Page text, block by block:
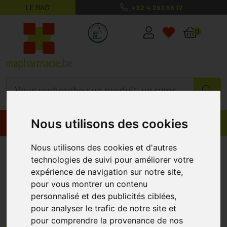
Nous utilisons des cookies
Nous utilisons des cookies et d'autres
technologies de suivi pour améliorer votre
expérience de navigation sur notre site,
pour vous montrer un contenu
personnalisé et des publicités ciblées,
pour analyser le trafic de notre site et
pour comprendre la provenance de nos
LE MAG’ +32 4 263 56 12
MaPharmacie.be ma santé, mes
0
Promos Produits
Soins Bébé et Grossesse
Soin bébé en pharmacie : commandez sur
un site géré par une véritable officine !
Sur le site de vente en ligne MaPharmacie.be, vous accédez à un
rayon extrêmement fourni dans le domaine dusoin pour bébé